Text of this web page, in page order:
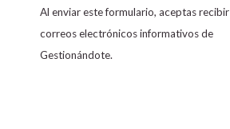
s
t
a
Al enviar este formulario, aceptas recibir
correos electrónicos informativos de
Gestionándote.